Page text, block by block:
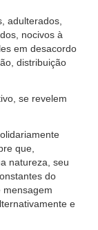
adulterados,
nocivos à
em desacordo
distribuição
se revelem
que,
natureza, seu
do
mensagem
e